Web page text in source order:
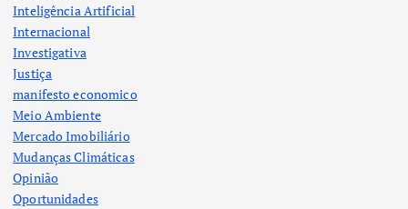
Inteligência Artificial
Internacional
Investigativa
Justiça
manifesto economico
Meio Ambiente
Mercado Imobiliário
Mudanças Climáticas
Opinião
Oportunidades